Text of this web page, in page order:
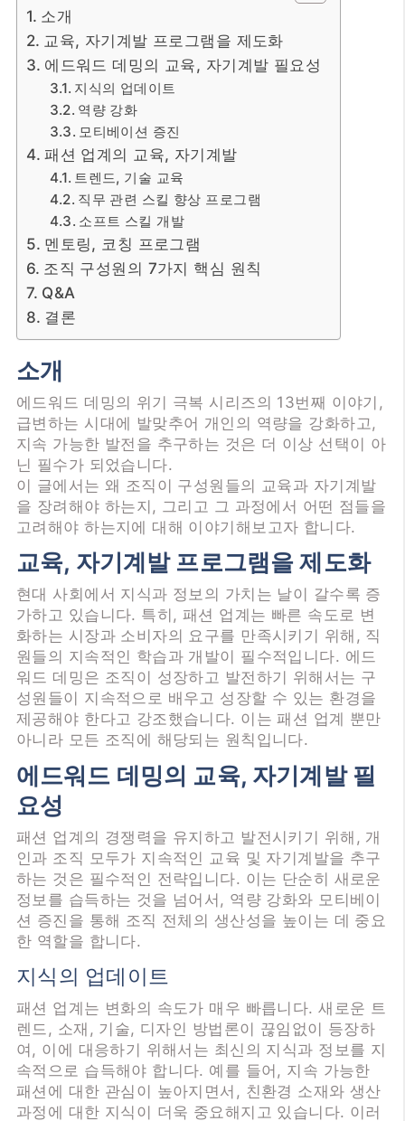
소개
교육, 자기계발 프로그램을 제도화
에드워드 데밍의 교육, 자기계발 필요성
지식의 업데이트
역량 강화
모티베이션 증진
패션 업계의 교육, 자기계발
트렌드, 기술 교육
직무 관련 스킬 향상 프로그램
소프트 스킬 개발
멘토링, 코칭 프로그램
조직 구성원의 7가지 핵심 원칙
Q&A
결론
소개
에드워드 데밍의 위기 극복 시리즈의 13번째 이야기,
급변하는 시대에 발맞추어 개인의 역량을 강화하고,
지속 가능한 발전을 추구하는 것은 더 이상 선택이 아
닌 필수가 되었습니다.
이 글에서는 왜 조직이 구성원들의 교육과 자기계발
을 장려해야 하는지, 그리고 그 과정에서 어떤 점들을
고려해야 하는지에 대해 이야기해보고자 합니다.
교육, 자기계발 프로그램을 제도화
현대 사회에서 지식과 정보의 가치는 날이 갈수록 증
가하고 있습니다. 특히, 패션 업계는 빠른 속도로 변
화하는 시장과 소비자의 요구를 만족시키기 위해, 직
원들의 지속적인 학습과 개발이 필수적입니다. 에드
워드 데밍은 조직이 성장하고 발전하기 위해서는 구
성원들이 지속적으로 배우고 성장할 수 있는 환경을
제공해야 한다고 강조했습니다. 이는 패션 업계 뿐만
아니라 모든 조직에 해당되는 원칙입니다.
에드워드 데밍의 교육, 자기계발 필
요성
패션 업계의 경쟁력을 유지하고 발전시키기 위해, 개
인과 조직 모두가 지속적인 교육 및 자기계발을 추구
하는 것은 필수적인 전략입니다. 이는 단순히 새로운
정보를 습득하는 것을 넘어서, 역량 강화와 모티베이
션 증진을 통해 조직 전체의 생산성을 높이는 데 중요
한 역할을 합니다.
지식의 업데이트
패션 업계는 변화의 속도가 매우 빠릅니다. 새로운 트
렌드, 소재, 기술, 디자인 방법론이 끊임없이 등장하
여, 이에 대응하기 위해서는 최신의 지식과 정보를 지
속적으로 습득해야 합니다. 예를 들어, 지속 가능한
패션에 대한 관심이 높아지면서, 친환경 소재와 생산
과정에 대한 지식이 더욱 중요해지고 있습니다. 이러